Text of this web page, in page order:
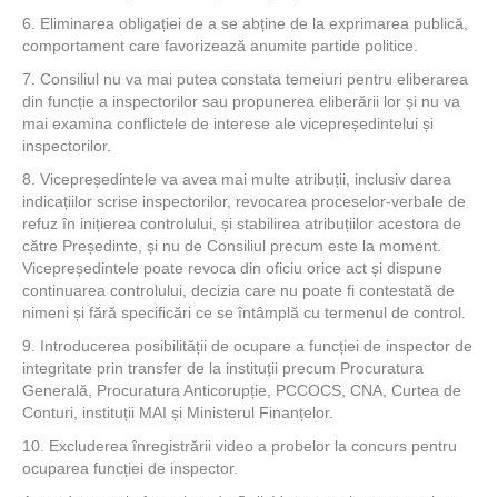
6. Eliminarea obligației de a se abține de la exprimarea publică,
comportament care favorizează anumite partide politice.
7. Consiliul nu va mai putea constata temeiuri pentru eliberarea
din funcție a inspectorilor sau propunerea eliberării lor și nu va
mai examina conflictele de interese ale vicepreședintelui și
inspectorilor.
8. Vicepreședintele va avea mai multe atribuții, inclusiv darea
indicațiilor scrise inspectorilor, revocarea proceselor-verbale de
refuz în inițierea controlului, și stabilirea atribuțiilor acestora de
către Președinte, și nu de Consiliul precum este la moment.
Vicepreședintele poate revoca din oficiu orice act și dispune
continuarea controlului, decizia care nu poate fi contestată de
nimeni și fără specificări ce se întâmplă cu termenul de control.
9. Introducerea posibilității de ocupare a funcției de inspector de
integritate prin transfer de la instituții precum Procuratura
Generală, Procuratura Anticorupție, PCCOCS, CNA, Curtea de
Conturi, instituții MAI și Ministerul Finanțelor.
10. Excluderea înregistrării video a probelor la concurs pentru
ocuparea funcției de inspector.